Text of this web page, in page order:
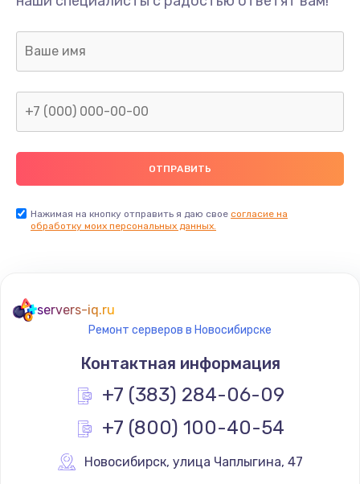
Заказать
Замена вибро элемента
Заказать
Восстановление дорожек платы
Заказать
350 руб.
Нажимая на кнопку отправить я даю свое согласие на
обработку моих персональных данных.
servers-iq.ru
Ремонт серверов в Новосибирске
Контактная информация
+7 (383) 284-06-09
+7 (800) 100-40-54
Новосибирск, улица Чаплыгина, 47